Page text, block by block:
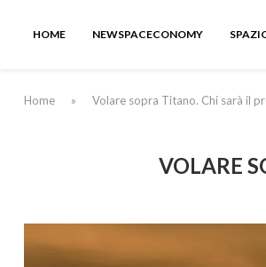
HOME NEWSPACECONOMY
Home » Volare sopra Titano. Chi sarà il
VOLARE